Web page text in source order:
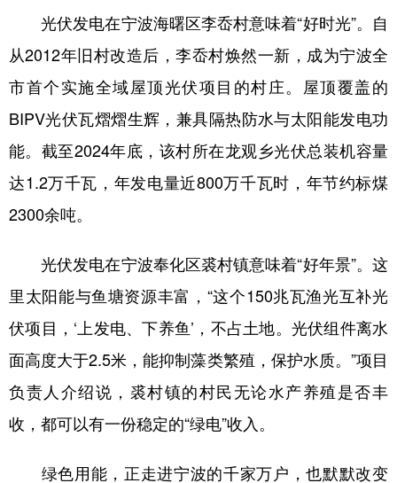
光伏发电在宁波海曙区李岙村意味着“好时光”。自
从2012年旧村改造后，李岙村焕然一新，成为宁波全
市首个实施全域屋顶光伏项目的村庄。屋顶覆盖的
BIPV光伏瓦熠熠生辉，兼具隔热防水与太阳能发电功
能。截至2024年底，该村所在龙观乡光伏总装机容量
达1.2万千瓦，年发电量近800万千瓦时，年节约标煤
2300余吨。
光伏发电在宁波奉化区裘村镇意味着“好年景”。这
里太阳能与鱼塘资源丰富，“这个150兆瓦渔光互补光
伏项目，‘上发电、下养鱼’，不占土地。光伏组件离水
面高度大于2.5米，能抑制藻类繁殖，保护水质。”项目
负责人介绍说，裘村镇的村民无论水产养殖是否丰
收，都可以有一份稳定的“绿电”收入。
绿色用能，正走进宁波的千家万户，也默默改变